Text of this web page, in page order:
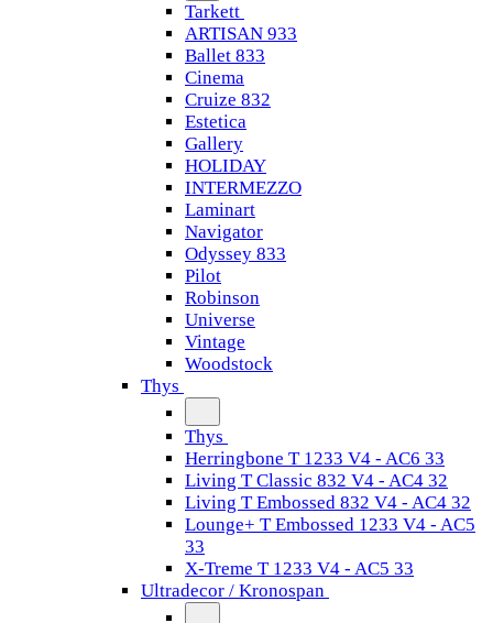
Tarkett
ARTISAN 933
Ballet 833
Cinema
Cruize 832
Estetica
Gallery
HOLIDAY
INTERMEZZO
Laminart
Navigator
Odyssey 833
Pilot
Robinson
Universe
Vintage
Woodstock
Thys
Thys
Herringbone T 1233 V4 - AC6 33
Living T Classic 832 V4 - AC4 32
Living T Embossed 832 V4 - AC4 32
Lounge+ T Embossed 1233 V4 - AC5
33
X-Treme T 1233 V4 - AC5 33
Ultradecor / Kronospan